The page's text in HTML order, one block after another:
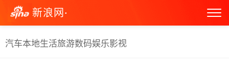
新浪网·
汽车本地生活旅游数码娱乐影视